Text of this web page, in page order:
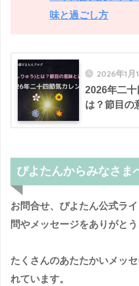
味と過ごし方
2026年1月
2026年二十
は？節目の
ぴよたんからみなさま
お問合せ、ぴよたん公式ラ
問やメッセージをありがとう
たくさんのあたたかいメッ
れています。